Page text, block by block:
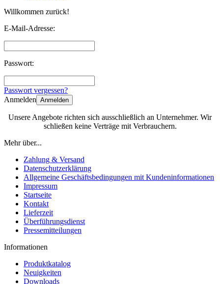
Willkommen zurück!
E-Mail-Adresse:
Passwort:
Passwort vergessen?
Anmelden Anmelden
Unsere Angebote richten sich ausschließlich an Unternehmer. Wir
schließen keine Verträge mit Verbrauchern.
Mehr über...
Zahlung & Versand
Datenschutzerklärung
Allgemeine Geschäftsbedingungen mit Kundeninformationen
Impressum
Startseite
Kontakt
Lieferzeit
Überführungsdienst
Pressemitteilungen
Informationen
Produktkatalog
Neuigkeiten
Downloads